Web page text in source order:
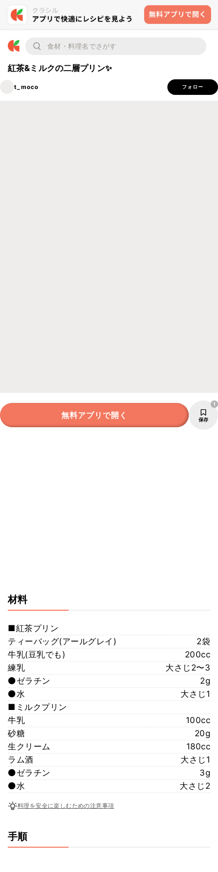
紅茶&ミルクの二層プリン✨
t_moco フォロー
無料アプリで開く 保存
1
材料
■紅茶プリン
ティーバッグ(アールグレイ)
2袋
牛乳(豆乳でも)
200cc
練乳
大さじ2〜3
⚫️ゼラチン
2g
⚫️水
大さじ1
■ミルクプリン
牛乳
100cc
砂糖
20g
生クリーム
180cc
ラム酒
大さじ1
⚫️ゼラチン
3g
⚫️水
大さじ2
料理を安全に楽しむための注意事項
手順